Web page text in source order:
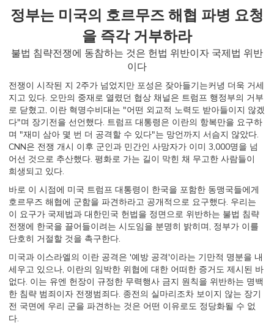
정부는 미국의 호르무즈 해협 파병 요청
을 즉각 거부하라
불법 침략전쟁에 동참하는 것은 헌법 위반이자 국제법 위반
이다
전쟁이 시작된 지 2주가 넘었지만 포성은 잦아들기는커녕 더욱 거세
지고 있다. 오만의 중재로 열렸던 협상 채널은 트럼프 행정부의 거부
로 닫혔고, 이란 혁명수비대는 "어떤 외교적 노력도 받아들이지 않겠
다"며 장기전을 선언했다. 트럼프 대통령은 이란의 항복만을 요구하
며 "재미 삼아 몇 번 더 공격할 수 있다"는 망언까지 서슴지 않았다.
CNN은 전쟁 개시 이후 군인과 민간인 사망자가 이미 3,000명을 넘
어선 것으로 추산했다. 평화로 가는 길이 막힌 채 무고한 사람들이
희생되고 있다.
바로 이 시점에 미국 트럼프 대통령이 한국을 포함한 동맹국들에게
호르무즈 해협에 군함을 파견하라고 공개적으로 요구했다. 우리는
이 요구가 국제법과 대한민국 헌법을 정면으로 위반하는 불법 침략
전쟁에 한국을 끌어들이려는 시도임을 분명히 밝히며, 정부가 이를
단호히 거절할 것을 촉구한다.
미국과 이스라엘의 이란 공격은 '예방 공격'이라는 기만적 명분을 내
세우고 있으나, 이란의 임박한 위협에 대한 어떠한 증거도 제시된 바
없다. 이는 유엔 헌장이 규정한 무력행사 금지 원칙을 위반하는 명백
한 침략 범죄이자 전쟁범죄다. 종전의 실마리조차 보이지 않는 장기
전 국면에 우리 군을 파견하는 것은 어떤 이유로도 정당화될 수 없
다.